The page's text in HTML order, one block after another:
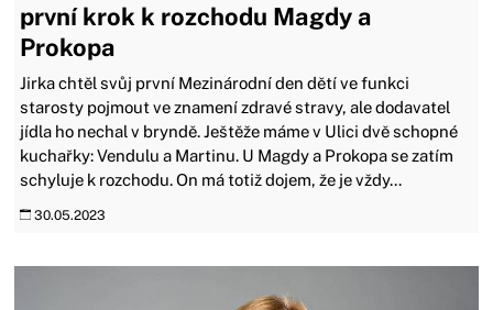
první krok k rozchodu Magdy a
Prokopa
Jirka chtěl svůj první Mezinárodní den dětí ve funkci
starosty pojmout ve znamení zdravé stravy, ale dodavatel
jídla ho nechal v bryndě. Ještěže máme v Ulici dvě schopné
kuchařky: Vendulu a Martinu. U Magdy a Prokopa se zatím
schyluje k rozchodu. On má totiž dojem, že je vždy...
30.05.2023